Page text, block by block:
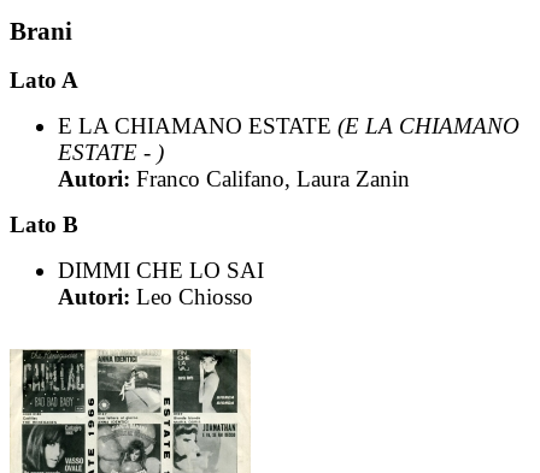
Brani
Lato A
E LA CHIAMANO ESTATE (E LA CHIAMANO
ESTATE - )
Autori: Franco Califano, Laura Zanin
Lato B
DIMMI CHE LO SAI
Autori: Leo Chiosso